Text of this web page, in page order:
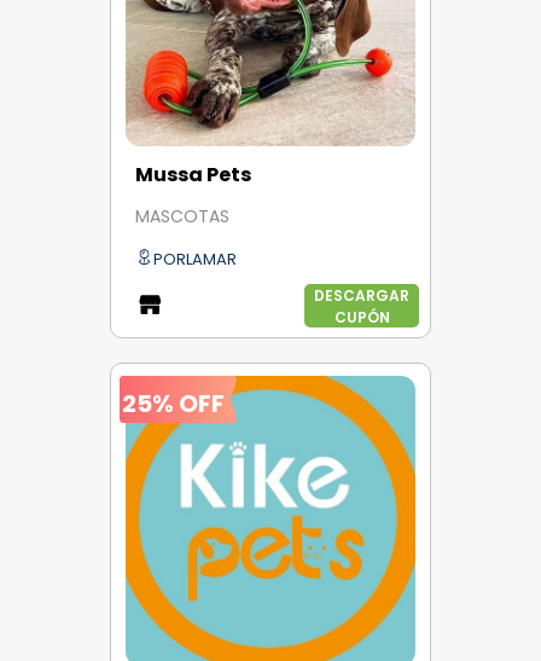
Mussa Pets
MASCOTAS
PORLAMAR
DESCARGAR
CUPÓN
25% OFF